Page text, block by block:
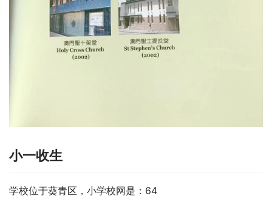
小一收生
学校位于葵青区，小学校网是：64